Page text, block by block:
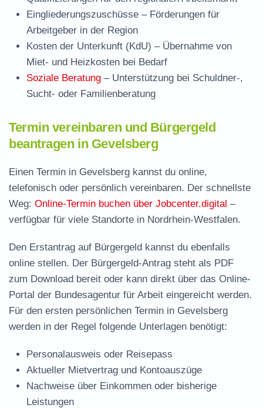
Eingliederungszuschüsse – Förderungen für
Arbeitgeber in der Region
Kosten der Unterkunft (KdU) – Übernahme von
Miet- und Heizkosten bei Bedarf
Soziale Beratung – Unterstützung bei Schuldner-,
Sucht- oder Familienberatung
Termin vereinbaren und Bürgergeld
beantragen in Gevelsberg
Einen Termin in Gevelsberg kannst du online,
telefonisch oder persönlich vereinbaren. Der schnellste
Weg: Online-Termin buchen über Jobcenter.digital –
verfügbar für viele Standorte in Nordrhein-Westfalen.
Den Erstantrag auf Bürgergeld kannst du ebenfalls
online stellen. Der Bürgergeld-Antrag steht als PDF
zum Download bereit oder kann direkt über das Online-
Portal der Bundesagentur für Arbeit eingereicht werden.
Für den ersten persönlichen Termin in Gevelsberg
werden in der Regel folgende Unterlagen benötigt:
Personalausweis oder Reisepass
Aktueller Mietvertrag und Kontoauszüge
Nachweise über Einkommen oder bisherige
Leistungen